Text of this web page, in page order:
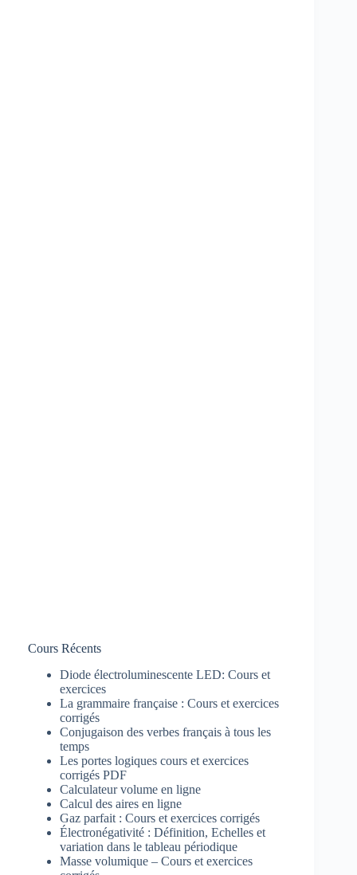
Cours Récents
Diode électroluminescente LED: Cours et
exercices
La grammaire française : Cours et exercices
corrigés
Conjugaison des verbes français à tous les
temps
Les portes logiques cours et exercices
corrigés PDF
Calculateur volume en ligne
Calcul des aires en ligne
Gaz parfait : Cours et exercices corrigés
Électronégativité : Définition, Echelles et
variation dans le tableau périodique
Masse volumique – Cours et exercices